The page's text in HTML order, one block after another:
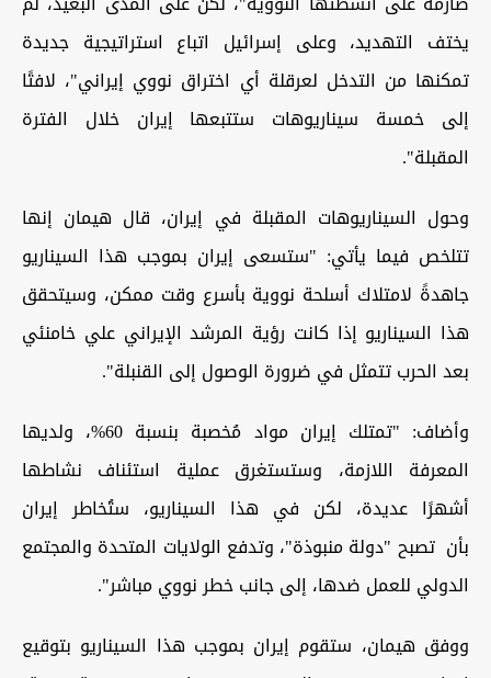
يختف التهديد، وعلى إسرائيل اتباع استراتيجية جديدة
تمكنها من التدخل لعرقلة أي اختراق نووي إيراني"، لافتًا
إلى خمسة سيناريوهات ستتبعها إيران خلال الفترة
المقبلة".
وحول السيناريوهات المقبلة في إيران، قال هيمان إنها
تتلخص فيما يأتي: "ستسعى إيران بموجب هذا السيناريو
جاهدةً لامتلاك أسلحة نووية بأسرع وقت ممكن، وسيتحقق
هذا السيناريو إذا كانت رؤية المرشد الإيراني علي خامنئي
بعد الحرب تتمثل في ضرورة الوصول إلى القنبلة".
وأضاف: "تمتلك إيران مواد مُخصبة بنسبة 60%، ولديها
المعرفة اللازمة، وستستغرق عملية استئناف نشاطها
أشهرًا عديدة، لكن في هذا السيناريو، ستُخاطر إيران
بأن تصبح "دولة منبوذة"، وتدفع الولايات المتحدة والمجتمع
الدولي للعمل ضدها، إلى جانب خطر نووي مباشر".
ووفق هيمان، ستقوم إيران بموجب هذا السيناريو بتوقيع